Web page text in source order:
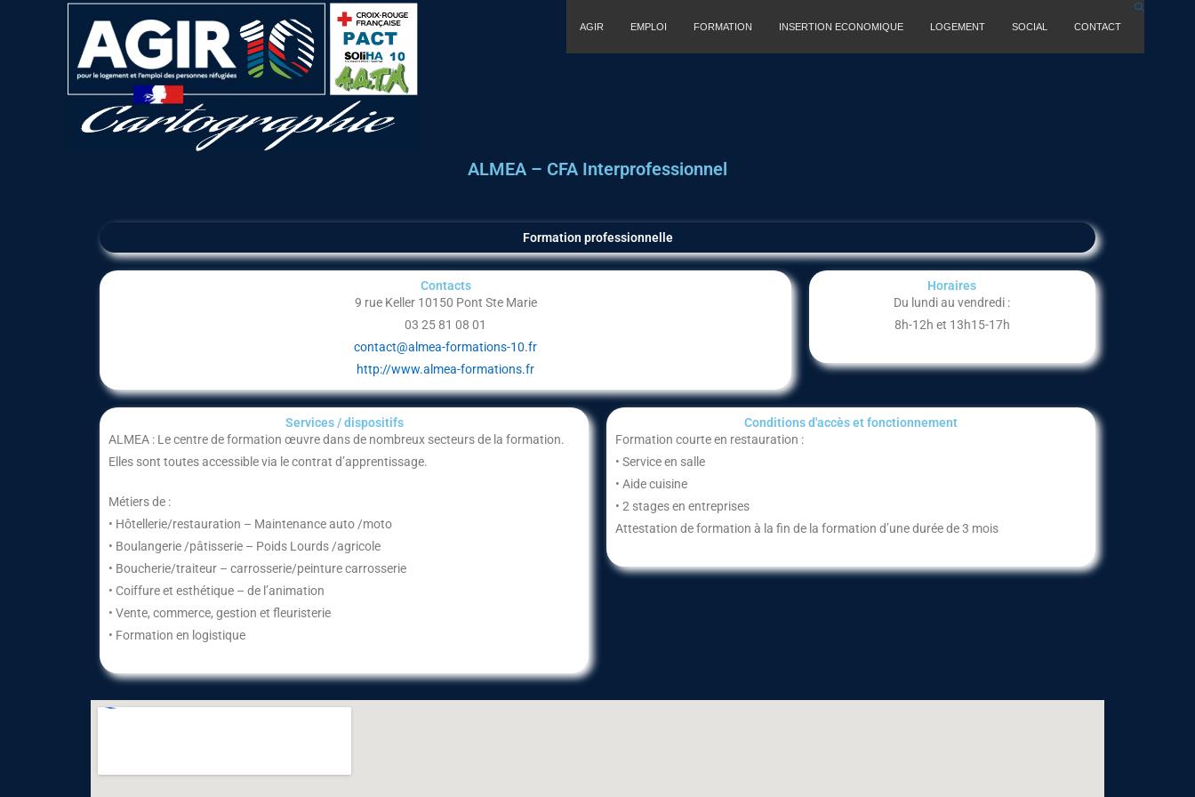
AGIR EMPLOI FORMATION INSERTION ECONOMIQUE LOGEMENT SOCIAL CONTACT
ALMEA – CFA Interprofessionnel
Formation professionnelle
Contacts
9 rue Keller 10150 Pont Ste Marie
03 25 81 08 01
contact@almea-formations-10.fr
http://www.almea-formations.fr
Horaires
Du lundi au vendredi :
8h-12h et 13h15-17h
Services / dispositifs​
ALMEA : Le centre de formation œuvre dans de nombreux secteurs de la formation.
Elles sont toutes accessible via le contrat d’apprentissage.
Métiers de :
• Hôtellerie/restauration – Maintenance auto /moto
• Boulangerie /pâtisserie – Poids Lourds /agricole
• Boucherie/traiteur – carrosserie/peinture carrosserie
• Coiffure et esthétique – de l’animation
• Vente, commerce, gestion et fleuristerie
• Formation en logistique
Conditions d'accès et fonctionnement​
Formation courte en restauration :
• Service en salle
• Aide cuisine
• 2 stages en entreprises
Attestation de formation à la fin de la formation d’une durée de 3 mois